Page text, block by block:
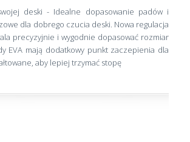
deski - Idealne dopasowanie padów i
dla dobrego czucia deski. Nowa regulacja
precyzyjnie i wygodnie dopasować rozmiar
EVA mają dodatkowy punkt zaczepienia dla
aby lepiej trzymać stopę